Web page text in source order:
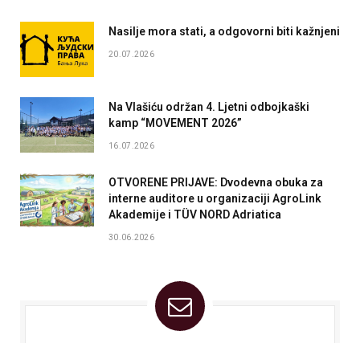
Nasilje mora stati, a odgovorni biti kažnjeni
20.07.2026
Na Vlašiću održan 4. Ljetni odbojkaški
kamp “MOVEMENT 2026”
16.07.2026
OTVORENE PRIJAVE: Dvodevna obuka za
interne auditore u organizaciji AgroLink
Akademije i TÜV NORD Adriatica
30.06.2026